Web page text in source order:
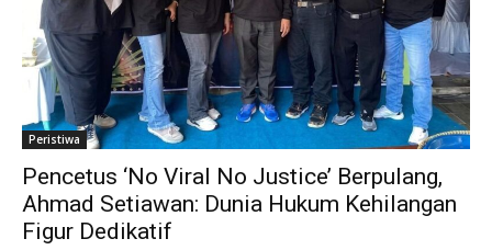
Peristiwa
Pencetus ‘No Viral No Justice’ Berpulang,
Ahmad Setiawan: Dunia Hukum Kehilangan
Figur Dedikatif